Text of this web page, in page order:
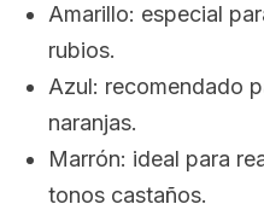
Amarillo: especial
rubios.
Azul: recomendado
naranjas.
Marrón: ideal para
tonos castaños.